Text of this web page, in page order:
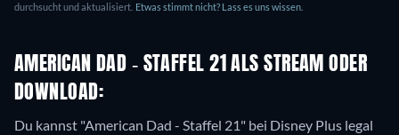
durchsucht und aktualisiert. Etwas stimmt nicht? Lass es uns wissen.
AMERICAN DAD - STAFFEL 21 ALS STREAM ODER
DOWNLOAD:
Du kannst "American Dad - Staffel 21" bei Disney Plus legal